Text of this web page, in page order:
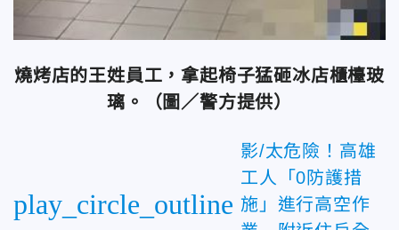
燒烤店的王姓員工，拿起椅子猛砸冰店櫃檯玻
璃。（圖／警方提供）
play_circle_outline
影/太危險！高雄
工人「0防護措
施」進行高空作